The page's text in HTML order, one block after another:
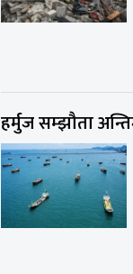
हर्मुज सम्झौता